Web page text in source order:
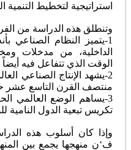
استراتيجية لتخطيط التنمية
وتنطلق هذه الدراسة من
1-يتميز النظام الصناعي
الداخلية، من مدخلات
الوقت الذي تتفاعل فيه أيضاً
2-يشهد الإنتاج الصناعي
منتصف القرن التاسع عشر
3-يساهم الوضع العالمي
تكريس تبعية الدول النامية
وإذا كان أسلوب هذه
ف‘ن منهجها يجمع بين